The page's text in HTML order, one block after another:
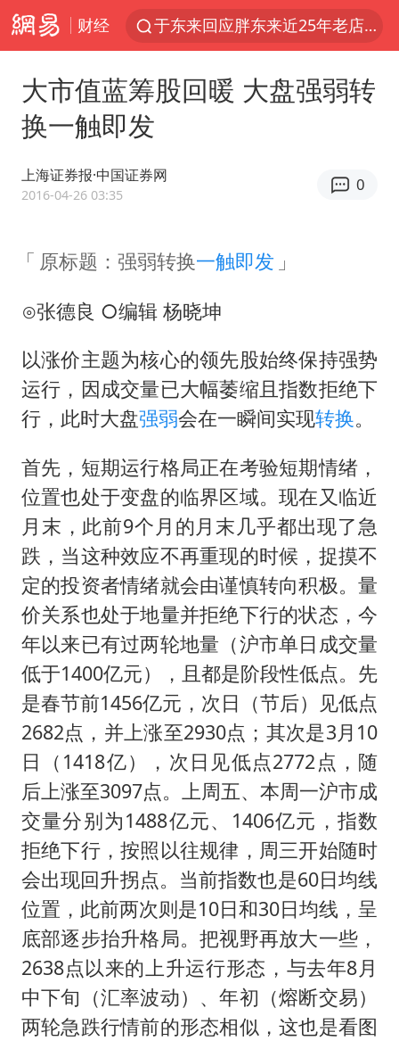
财经
于东来回应胖东来近25年老店年底关闭
中国籍豪华游艇富商之子在泰国被杀
白海豚北上或致京津冀暴雨
新疆一婚礼线上邀请引热议
国足U17与阿森纳决赛取消 并列冠军
构建更高水平的全民健身公共服务体系
云南一男子胃中取出180颗铁钉
景区回应“麦积山石窟看完需2000元”
曹颖儿子首次演长剧
以军士兵把枪口对准中国记者
奋力开创中国式现代化建设新局面
大市值蓝筹股回暖 大盘强弱转
换一触即发
上海证券报·中国证券网
2016-04-26 03:35
0
原标题：强弱转换一触即发
⊙张德良 ○编辑 杨晓坤
以涨价主题为核心的领先股始终保持强势
运行，因成交量已大幅萎缩且指数拒绝下
行，此时大盘强弱会在一瞬间实现转换。
首先，短期运行格局正在考验短期情绪，
位置也处于变盘的临界区域。现在又临近
月末，此前9个月的月末几乎都出现了急
跌，当这种效应不再重现的时候，捉摸不
定的投资者情绪就会由谨慎转向积极。量
价关系也处于地量并拒绝下行的状态，今
年以来已有过两轮地量（沪市单日成交量
低于1400亿元），且都是阶段性低点。先
是春节前1456亿元，次日（节后）见低点
2682点，并上涨至2930点；其次是3月10
日（1418亿），次日见低点2772点，随
后上涨至3097点。上周五、本周一沪市成
交量分别为1488亿元、1406亿元，指数
拒绝下行，按照以往规律，周三开始随时
会出现回升拐点。当前指数也是60日均线
位置，此前两次则是10日和30日均线，呈
底部逐步抬升格局。把视野再放大一些，
2638点以来的上升运行形态，与去年8月
中下旬（汇率波动）、年初（熔断交易）
两轮急跌行情前的形态相似，这也是看图